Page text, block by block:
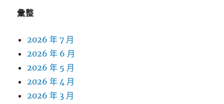
彙整
2026 年 7 月
2026 年 6 月
2026 年 5 月
2026 年 4 月
2026 年 3 月